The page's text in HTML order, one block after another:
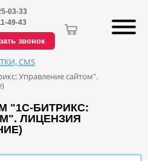
03-33
49-43
звонок
CMS
Управление сайтом".
"1С-БИТРИКС:
ЛИЦЕНЗИЯ